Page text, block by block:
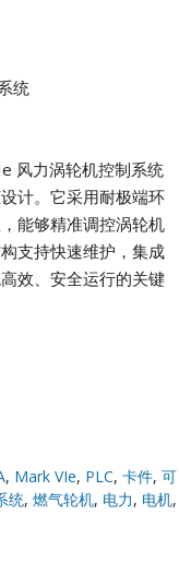
统
风力涡轮机控制系统
计。它采用耐极端环
能够精准调控涡轮机
支持快速维护，集成
效、安全运行的关键
, Mark VIe, PLC, 卡件, 可
统, 燃气轮机, 电力, 电机,